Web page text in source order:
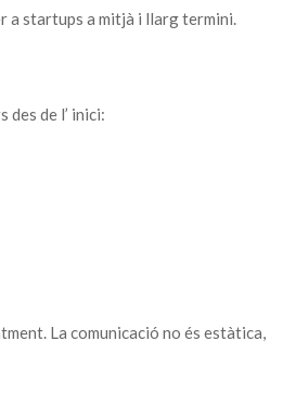
a startups a mitjà i llarg termini.
de l’ inici:
La comunicació no és estàtica,